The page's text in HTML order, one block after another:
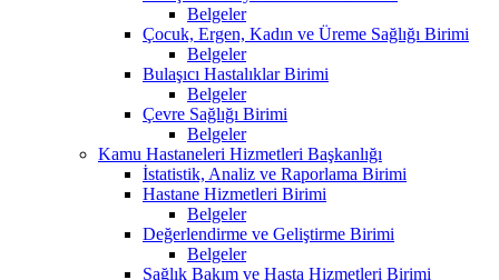
Belgeler
Çocuk, Ergen, Kadın ve Üreme Sağlığı Birimi
Belgeler
Bulaşıcı Hastalıklar Birimi
Belgeler
Çevre Sağlığı Birimi
Belgeler
Kamu Hastaneleri Hizmetleri Başkanlığı
İstatistik, Analiz ve Raporlama Birimi
Hastane Hizmetleri Birimi
Belgeler
Değerlendirme ve Geliştirme Birimi
Belgeler
Sağlık Bakım ve Hasta Hizmetleri Birimi